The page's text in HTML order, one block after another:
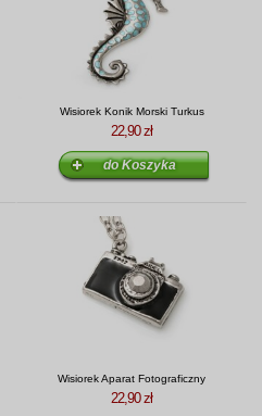
Wisiorek Konik Morski Turkus
22,90 zł
Wisiorek Aparat Fotograficzny
22,90 zł